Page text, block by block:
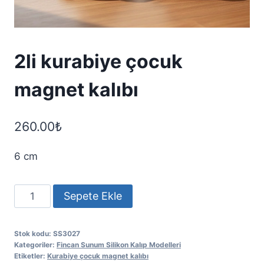
2li kurabiye çocuk
magnet kalıbı
260.00₺
6 cm
kurabiye
magnet
kalıbı
Sepete Ekle
Stok kodu: SS3027
Kategoriler: Fincan Sunum Silikon Kalıp Modelleri
Etiketler: Kurabiye çocuk magnet kalıbı